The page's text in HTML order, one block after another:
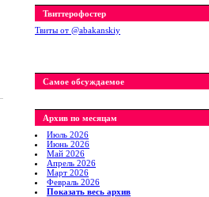
Твиттерофостер
Твиты от ‎@abakanskiy
Самое обсуждаемое
Архив по месяцам
Июль 2026
Июнь 2026
Май 2026
Апрель 2026
Март 2026
Февраль 2026
Показать весь архив